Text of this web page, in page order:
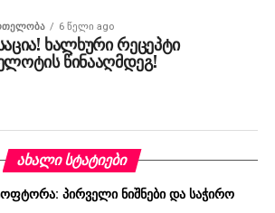
6 წელი ago
ხალხური რეცეპტი
წინააღმდეგ!
ᲐᲮᲐᲚᲘ ᲡᲢᲐᲢᲘᲔᲑᲘ
პირველი ნიშნები და საჭირო